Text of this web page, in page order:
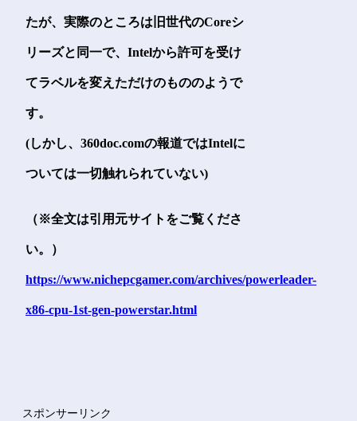
たが、実際のところは旧世代のCoreシ
リーズと同一で、Intelから許可を受け
てラベルを変えただけのもののようで
す。
(しかし、360doc.comの報道ではIntelに
ついては一切触れられていない)
（※全文は引用元サイトをご覧くださ
い。）
https://www.nichepcgamer.com/archives/powerleader-
x86-cpu-1st-gen-powerstar.html
スポンサーリンク